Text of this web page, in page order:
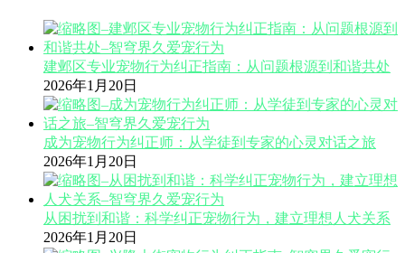
建邺区专业宠物行为纠正指南：从问题根源到和谐共处
2026年1月20日
成为宠物行为纠正师：从学徒到专家的心灵对话之旅
2026年1月20日
从困扰到和谐：科学纠正宠物行为，建立理想人犬关系
2026年1月20日